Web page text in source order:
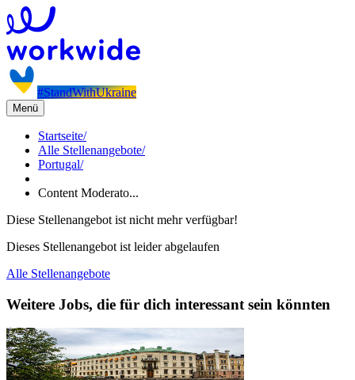
#StandWithUkraine
Menü
Startseite/
Alle Stellenangebote/
Portugal/
Content Moderato...
Diese Stellenangebot ist nicht mehr verfügbar!
Dieses Stellenangebot ist leider abgelaufen
Alle Stellenangebote
Weitere Jobs, die für dich interessant sein könnten